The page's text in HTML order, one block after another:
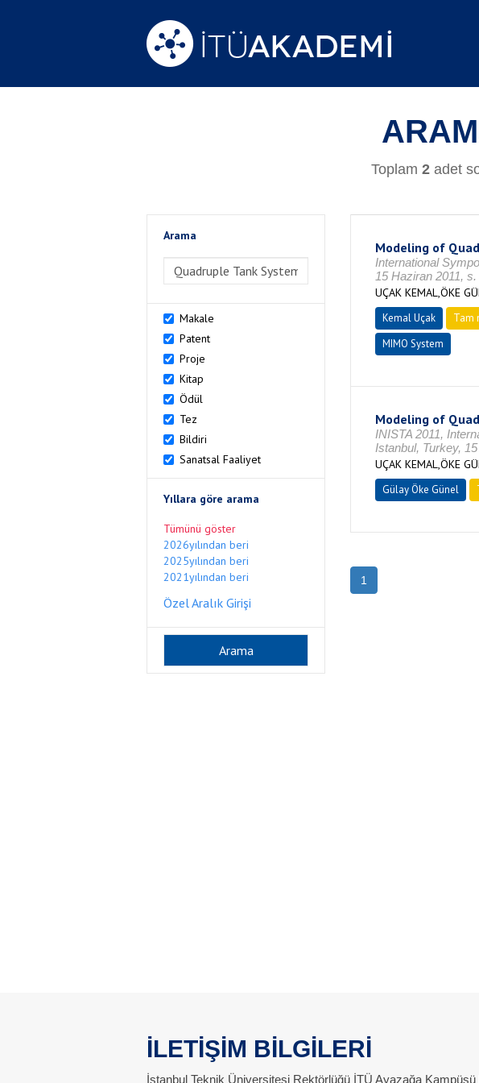
Toplam 2 adet
Arama
>Arama
Makale
Patent
Proje
Kitap
Ödül
Tez
Bildiri
Sanatsal Faaliyet
Yıllara göre arama
Tümünü göster
2026yılından beri
2025yılından beri
2021yılından beri
Özel Aralık Girişi
Modeling of
International
15 Haziran 2011,
UÇAK KEMAL,ÖKE
Kemal Uçak Tam
MIMO System
Modeling of
INISTA 2011,
Istanbul, Turkey,
UÇAK KEMAL,ÖKE
Gülay Öke Günel
1
İLETİŞİM BİLGİLERİ
İstanbul Teknik Üniversitesi Rektörlüğü İTÜ Ayazağa